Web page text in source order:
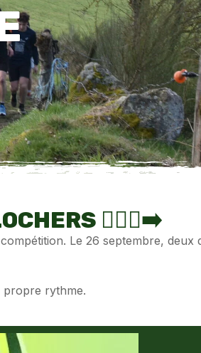
🚶🏻‍♂️‍➡️
Le 26 septembre, deux
propre rythme.